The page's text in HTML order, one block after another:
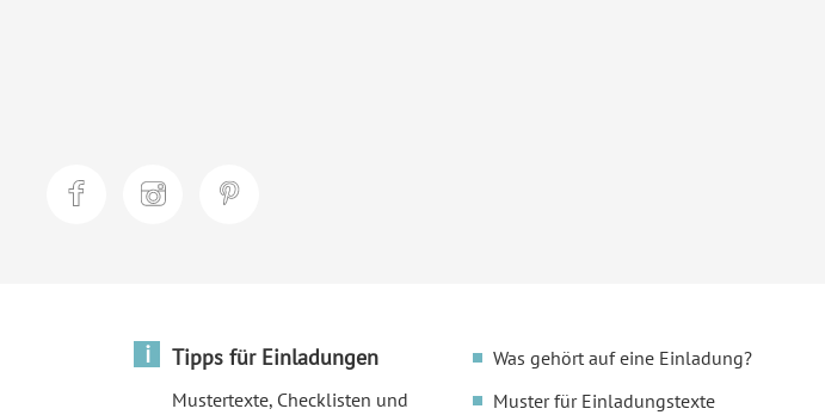
i Tipps für Einladungen
Mustertexte, Checklisten und
Was gehört auf eine Einladung?
Muster für Einladungstexte